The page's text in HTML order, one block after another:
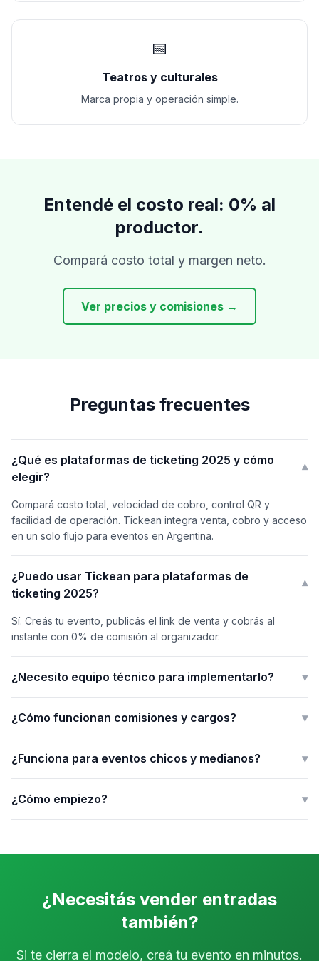
📅
Teatros y culturales
Marca propia y operación simple.
Entendé el costo real: 0% al
productor.
Compará costo total y margen neto.
Ver precios y comisiones →
Preguntas frecuentes
¿Qué es plataformas de ticketing 2025 y cómo
elegir?
▾
Compará costo total, velocidad de cobro, control QR y
facilidad de operación. Tickean integra venta, cobro y acceso
en un solo flujo para eventos en Argentina.
¿Puedo usar Tickean para plataformas de
ticketing 2025?
▾
Sí. Creás tu evento, publicás el link de venta y cobrás al
instante con 0% de comisión al organizador.
¿Necesito equipo técnico para implementarlo? ▾
¿Cómo funcionan comisiones y cargos? ▾
¿Funciona para eventos chicos y medianos? ▾
¿Cómo empiezo? ▾
¿Necesitás vender entradas
también?
Si te cierra el modelo, creá tu evento en minutos.